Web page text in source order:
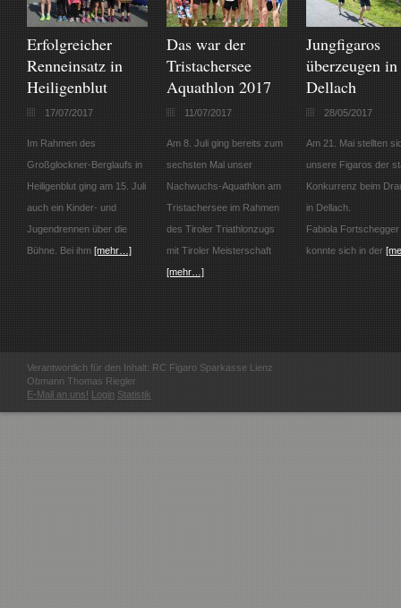
Erfolgreicher
Renneinsatz in
Heiligenblut
17/07/2017
Im Rahmen des
Großglockner-Berglaufs in
Heiligenblut ging am 15. Juli
auch ein Kinder- und
Jugendrennen über die
Bühne. Bei ihm [mehr…]
Das war der
Tristachersee
Aquathlon 2017
11/07/2017
Am 8. Juli ging bereits zum
sechsten Mal unser
Nachwuchs-Aquathlon am
Tristachersee im Rahmen
des Tiroler Triathlonzugs
mit Tiroler Meisterschaft
[mehr…]
Jungfigaros
überzeugen in
Dellach
28/05/2017
Am 21. Mai stellten
unsere Figaros der
Konkurrenz beim
in Dellach.
Fabiola Fortschegger
konnte sich in der
Verantwortlich für den Inhalt: RC Figaro Sparkasse Lienz
Obmann Thomas Riegler
E-Mail an uns! Login Statistik